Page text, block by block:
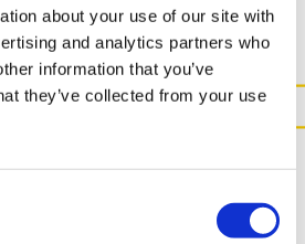
about your use of our site with
and analytics partners who
information that you’ve
they’ve collected from your use
SUL